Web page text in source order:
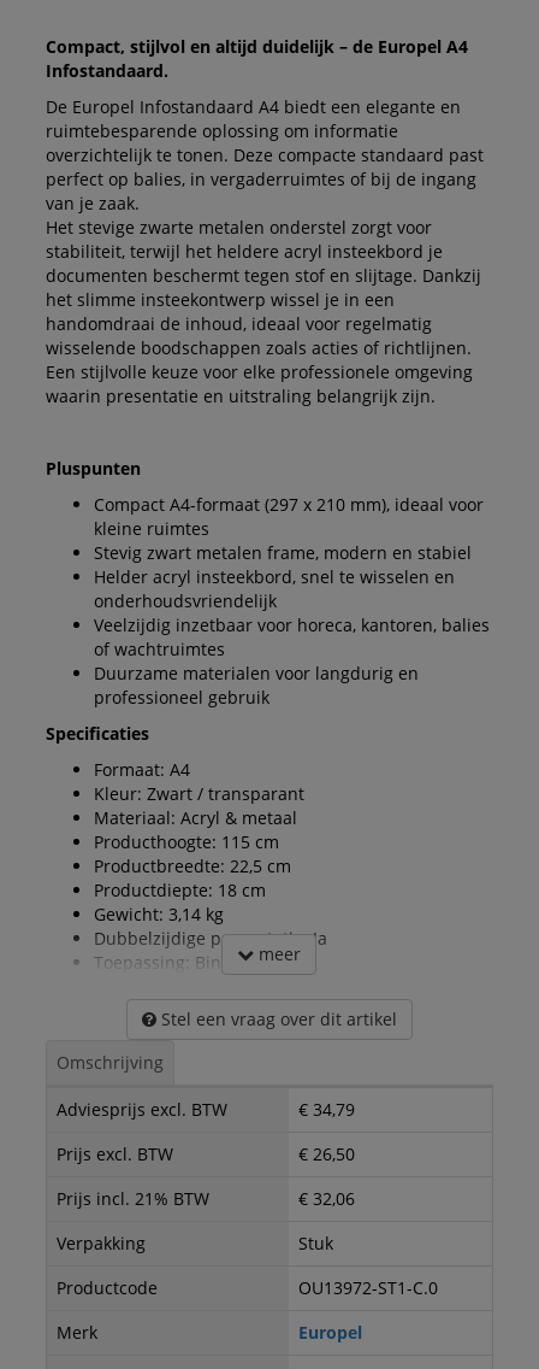
Compact, stijlvol en altijd duidelijk – de Europel A4
Infostandaard.
De Europel Infostandaard A4 biedt een elegante en
ruimtebesparende oplossing om informatie
overzichtelijk te tonen. Deze compacte standaard past
perfect op balies, in vergaderruimtes of bij de ingang
van je zaak.
Het stevige zwarte metalen onderstel zorgt voor
stabiliteit, terwijl het heldere acryl insteekbord je
documenten beschermt tegen stof en slijtage. Dankzij
het slimme insteekontwerp wissel je in een
handomdraai de inhoud, ideaal voor regelmatig
wisselende boodschappen zoals acties of richtlijnen.
Een stijlvolle keuze voor elke professionele omgeving
waarin presentatie en uitstraling belangrijk zijn.
Pluspunten
Compact A4-formaat (297 x 210 mm), ideaal voor
kleine ruimtes
Stevig zwart metalen frame, modern en stabiel
Helder acryl insteekbord, snel te wisselen en
onderhoudsvriendelijk
Veelzijdig inzetbaar voor horeca, kantoren, balies
of wachtruimtes
Duurzame materialen voor langdurig en
professioneel gebruik
Specificaties
Formaat: A4
Kleur: Zwart / transparant
Materiaal: Acryl & metaal
Producthoogte: 115 cm
Productbreedte: 22,5 cm
Productdiepte: 18 cm
Gewicht: 3,14 kg
Dubbelzijdige presentatie: Ja
Toepassing: Binnen meer
Stel een vraag over dit artikel
Omschrijving
Adviesprijs excl. BTW
€ 34,79
Prijs excl. BTW
€ 26,50
Prijs incl. 21% BTW
€ 32,06
Verpakking
Stuk
Productcode
OU13972-ST1-C.0
Merk
Europel